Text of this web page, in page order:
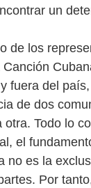
un
de los
fuera del
de dos
otra. Todo lo
el
no es la
Por